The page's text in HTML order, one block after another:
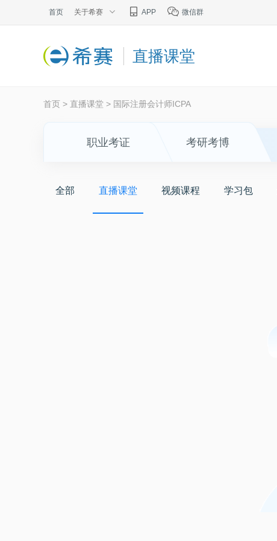
首页 关于希赛 APP 微信群
直播课堂
首页 > 直播课堂 > 国际注册会计师ICPA
职业考证 考研考博
全部 直播课堂 视频课程 学习包